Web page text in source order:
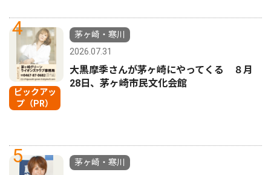
4
ピックアッ
プ（PR）
茅ヶ崎・寒川
2026.07.31
大黒摩季さんが茅ヶ崎にやってくる ８月
28日、茅ヶ崎市民文化会館
5
茅ヶ崎・寒川